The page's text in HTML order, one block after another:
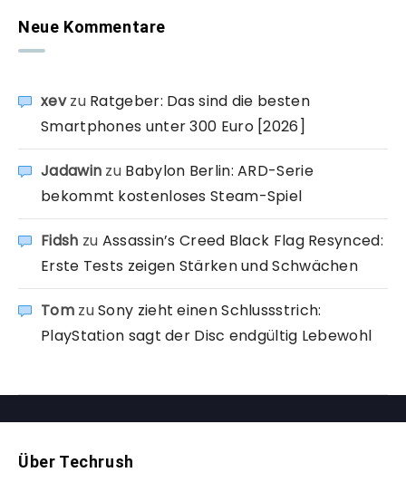
Neue Kommentare
xevzu Ratgeber: Das sind die besten
Smartphones unter 300 Euro [2026]
Jadawin zu Babylon Berlin: ARD-Serie
bekommt kostenloses Steam-Spiel
Fidsh zu Assassin’s Creed Black Flag Resynced:
Erste Tests zeigen Stärken und Schwächen
TomzuSony zieht einen Schlussstrich:
PlayStation sagt der Disc endgültig Lebewohl
Über Techrush